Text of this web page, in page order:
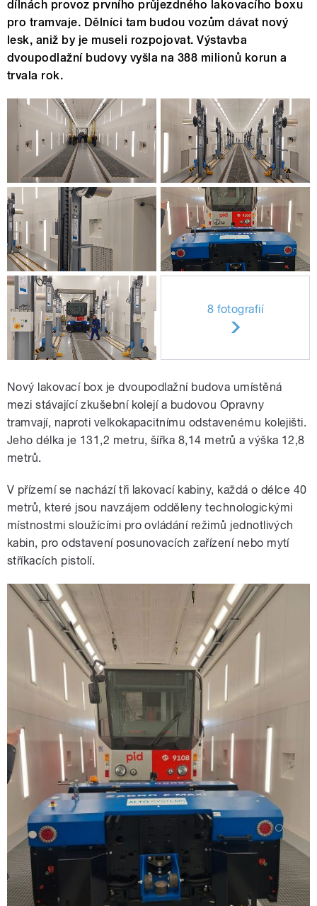
dílnách provoz prvního průjezdného lakovacího boxu
pro tramvaje. Dělníci tam budou vozům dávat nový
lesk, aniž by je museli rozpojovat. Výstavba
dvoupodlažní budovy vyšla na 388 milionů korun a
trvala rok.
8 fotografií
Nový lakovací box je dvoupodlažní budova umístěná
mezi stávající zkušební kolejí a budovou Opravny
tramvají, naproti velkokapacitnímu odstavenému kolejišti.
Jeho délka je 131,2 metru, šířka 8,14 metrů a výška 12,8
metrů.
V přízemí se nachází tři lakovací kabiny, každá o délce 40
metrů, které jsou navzájem odděleny technologickými
místnostmi sloužícími pro ovládání režimů jednotlivých
kabin, pro odstavení posunovacích zařízení nebo mytí
stříkacích pistolí.